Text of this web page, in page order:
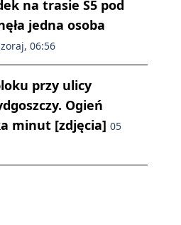
na trasie S5 pod
jedna osoba
06:56
przy ulicy
Ogień
minut [zdjęcia] 05